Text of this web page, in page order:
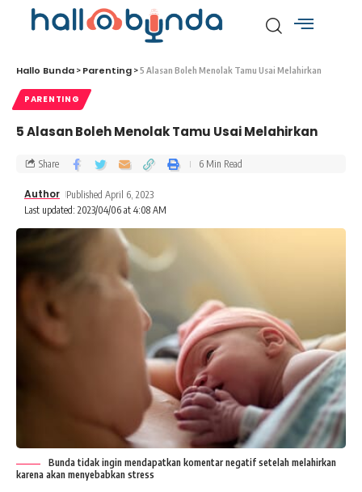
Hallo Bunda > Parenting >5 Alasan Boleh Menolak Tamu Usai Melahirkan
PARENTING
5 Alasan Boleh Menolak Tamu Usai Melahirkan
Last updated: 2023/04/06 at 4:08 AM
Author Published April 6, 2023
Share 6 Min Read
Bunda tidak ingin mendapatkan komentar negatif setelah melahirkan
karena akan menyebabkan stress